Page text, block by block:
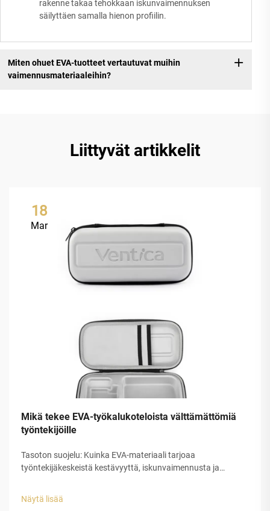
rakenne takaa tehokkaan iskunvaimennuksen
säilyttäen samalla hienon profiilin.
Miten ohuet EVA-tuotteet vertautuvat muihin
vaimennusmateriaaleihin?
Liittyvät artikkelit
18
Mar
Mikä tekee EVA-työkalukoteloista välttämättömiä
työntekijöille
Tasoton suojelu: Kuinka EVA-materiaali tarjoaa
työntekijäkeskeistä kestävyyttä, iskunvaimennusta ja
ansiosta, joka imee itseensä iskunenergian...
Näytä lisää